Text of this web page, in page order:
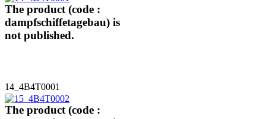
The product (code :
dampfschiffetagebau) is
not published.
14_4B4T0001
The product (code :